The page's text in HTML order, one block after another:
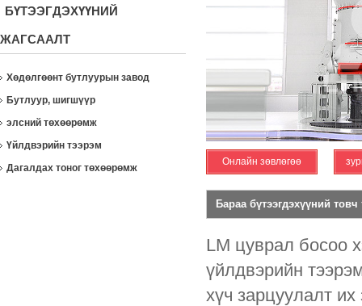
Онлайн зөвлөгөө
Бараа бүтээгдэхүүний товч
LM цуврал босоо
үйлдвэрийн
хүч зарцуулалт
БҮТЭЭГДЭХҮҮНИЙ
ЖАГСААЛТ
Хөдөлгөөнт бутлуурын завод
Бутлуур, шигшүүр
элсний төхөөрөмж
Үйлдвэрийн тээрэм
Дагалдах тоног төхөөрөмж